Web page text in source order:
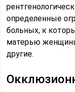
определенные
больных, к
матерью
другие.